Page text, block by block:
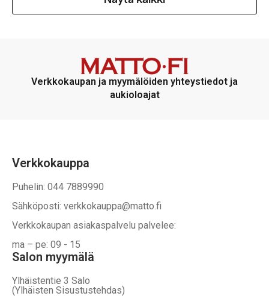
Verkkokaupan ja myymälöiden yhteystiedot ja
aukioloajat
Verkkokauppa
Puhelin: 044 7889990
Sähköposti: verkkokauppa@matto.fi
Verkkokaupan asiakaspalvelu palvelee:
ma – pe: 09 - 15
Salon myymälä
Ylhäistentie 3 Salo
(Ylhäisten Sisustustehdas)